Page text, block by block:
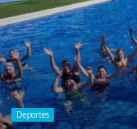
Deportes